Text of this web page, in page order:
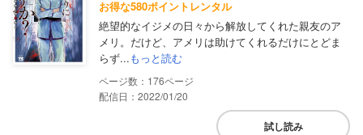
お得な580ポイントレンタル
絶望的なイジメの日々から解放してくれた親友のア
メリ。だけど、アメリは助けてくれるだけにとどま
らず...もっと読む
176
配信日：2022/01/20
試し読み